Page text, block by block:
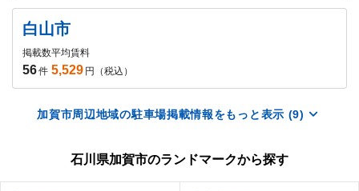
白山市
掲載数
56件
平均賃料
5,529 円（税込）
加賀市周辺地域の駐車場掲載情報をもっと表示 (9)
石川県加賀市のランドマークから探す